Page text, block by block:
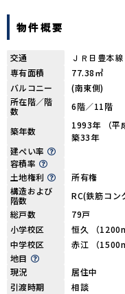
物件概要
交通
ＪＲ日豊本
専有面積
77.38㎡
バルコニー
(南東側)
所在階／階
数
6階／11階
築年数
1993年 （平
築33年
建ぺい率
容積率
土地権利
所有権
構造および
階数
RC(鉄筋コン
総戸数
79戸
小学校区
恒久 （
中学校区
赤江 （
地目
現況
居住中
引渡時期
相談